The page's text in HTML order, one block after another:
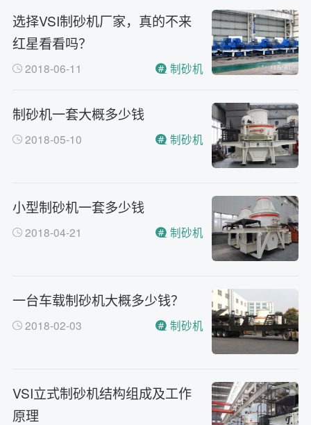
主要有细碎机，复合破，对辊制
砂机，HX制砂机等
选择VSI制砂机厂家，真的不来
红星看看吗？
2018-06-11 制砂机
制砂机一套大概多少钱
2018-05-10 制砂机
小型制砂机一套多少钱
2018-04-21 制砂机
一台车载制砂机大概多少钱？
2018-02-03 制砂机
VSI立式制砂机结构组成及工作
原理